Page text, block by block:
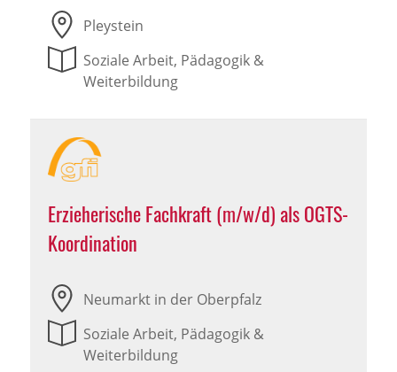
Pleystein
Soziale Arbeit, Pädagogik &
Weiterbildung
Erzieherische Fachkraft (m/w/d) als OGTS-
Koordination
Neumarkt in der Oberpfalz
Soziale Arbeit, Pädagogik &
Weiterbildung